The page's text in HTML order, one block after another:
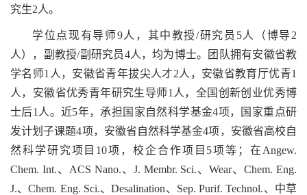
究生2人。
学位点现有导师9人，其中教授/研究员5人（博导2
人），副教授/副研究员4人，均为博士。团队拥有安徽省教
学名师1人，安徽省青年拔尖人才2人，安徽省教育厅优青1
人，安徽省优秀青年研究生导师1人，全国创新创业优秀博
士后1人。近5年，承担国家自然科学基金4项，国家重点研
发计划子课题4项，安徽省自然科学基金4项，安徽省高校自
然科学研究项目10项，校企合作项目5项等；在 Angew.
Chem. Int.、 ACS Nano.、 J. Membr. Sci.、Wear、Chem. Eng.
J.、Chem. Eng. Sci.、Desalination、 Sep. Purif. Technol.、中草